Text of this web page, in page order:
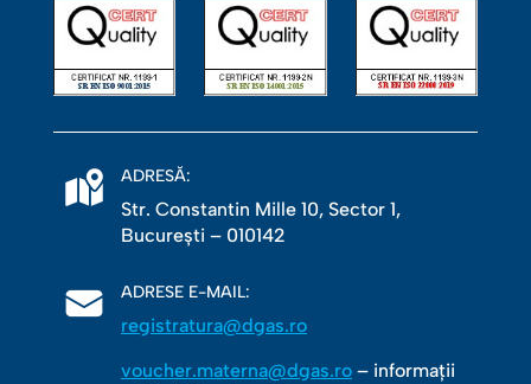
ADRESĂ:
Str. Constantin Mille 10, Sector 1,
Bucureşti – 010142
ADRESE E-MAIL:
registratura@dgas.ro
voucher.materna@dgas.ro– informații